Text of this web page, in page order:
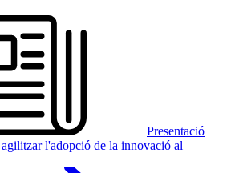
Presentació
l'adopció de la innovació al